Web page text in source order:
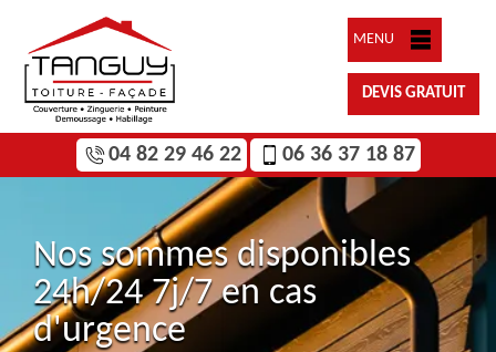
MENU
DEVIS GRATUIT
04 82 29 46 22 06 36 37 18 87
Nos sommes disponibles
24h/24 7j/7 en cas
d'urgence